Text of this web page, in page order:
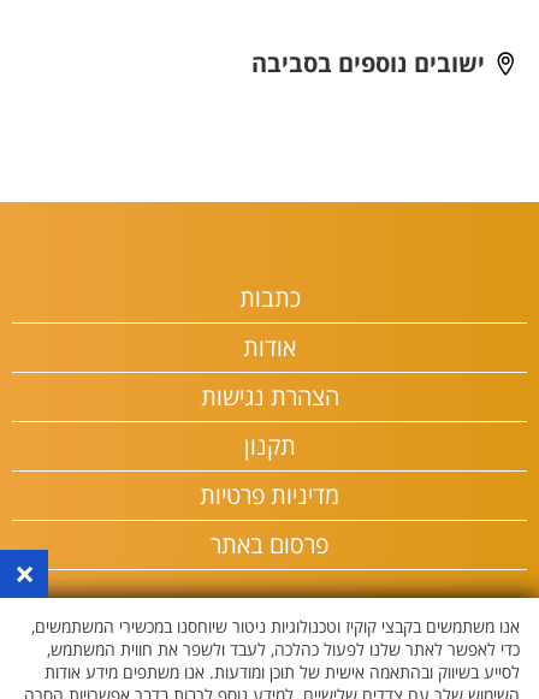
ישובים נוספים בסביבה
כתבות
אודות
הצהרת נגישות
תקנון
מדיניות פרטיות
פרסום באתר
×
אנו משתמשים בקבצי קוקיז וטכנולוגיות ניטור שיוחסנו במכשירי המשתמשים,
כדי לאפשר לאתר שלנו לפעול כהלכה, לעבד ולשפר את חווית המשתמש,
לסייע בשיווק ובהתאמה אישית של תוכן ומודעות. אנו משתפים מידע אודות